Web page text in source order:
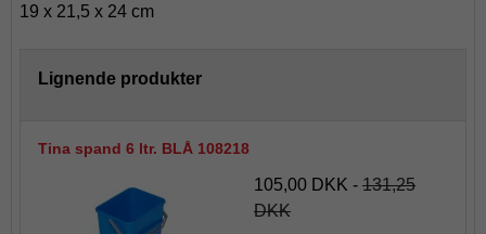
19 x 21,5 x 24 cm
Lignende produkter
Tina spand 6 ltr. BLÅ 108218
105,00 DKK - 131,25
DKK